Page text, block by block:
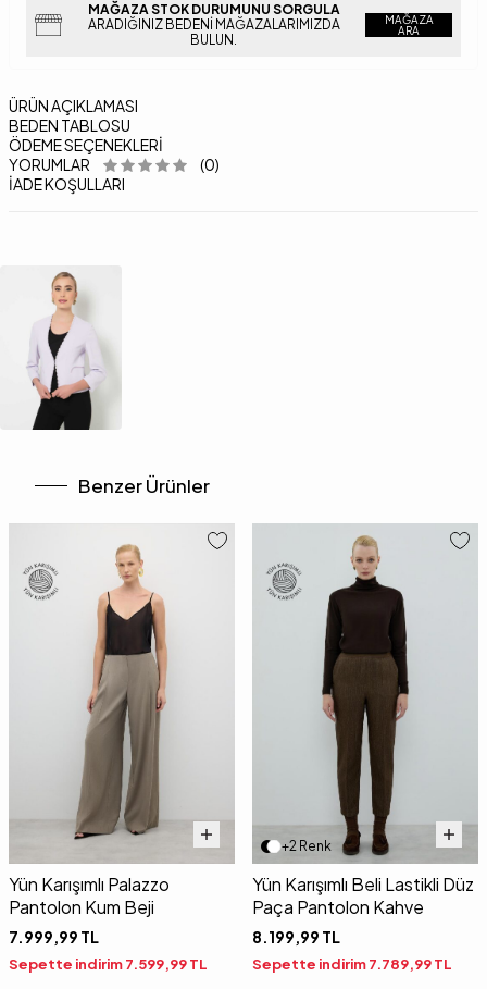
MAĞAZA STOK DURUMUNU SORGULA
ARADIĞINIZ BEDENI MAĞAZALARIMIZDA
BULUN.
MAĞAZA
ARA
ÜRÜN AÇIKLAMASI
BEDEN TABLOSU
ÖDEME SEÇENEKLERI
YORUMLAR
(0)
İADE KOŞULLARI
Benzer Ürünler
Yün Karışımlı Palazzo
Pantolon Kum Beji
7.999,99 TL
Sepette indirim7.599,99TL
+2 Renk
Yün Karışımlı Beli Lastikli Düz
Paça Pantolon Kahve
8.199,99 TL
Sepette indirim7.789,99TL